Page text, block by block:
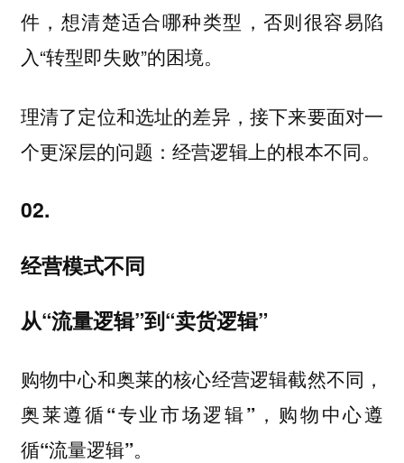
件，想清楚适合哪种类型，否则很容易陷
入“转型即失败”的困境。
理清了定位和选址的差异，接下来要面对一
个更深层的问题： 经营逻辑上的根本不同。
02.
经营模式不同
从“流量逻辑”到“卖货逻辑”
购物中心和奥莱的核心经营逻辑截然不同，
奥莱遵循“专业市场逻辑”，购物中心遵
循“流量逻辑”。